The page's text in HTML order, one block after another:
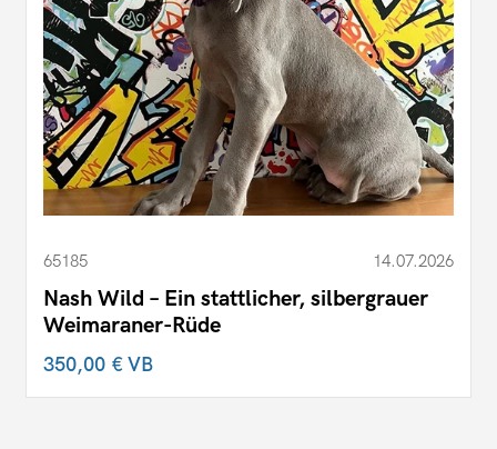
65185 14.07.2026
Nash Wild – Ein stattlicher, silbergrauer
Weimaraner-Rüde
350,00 €VB